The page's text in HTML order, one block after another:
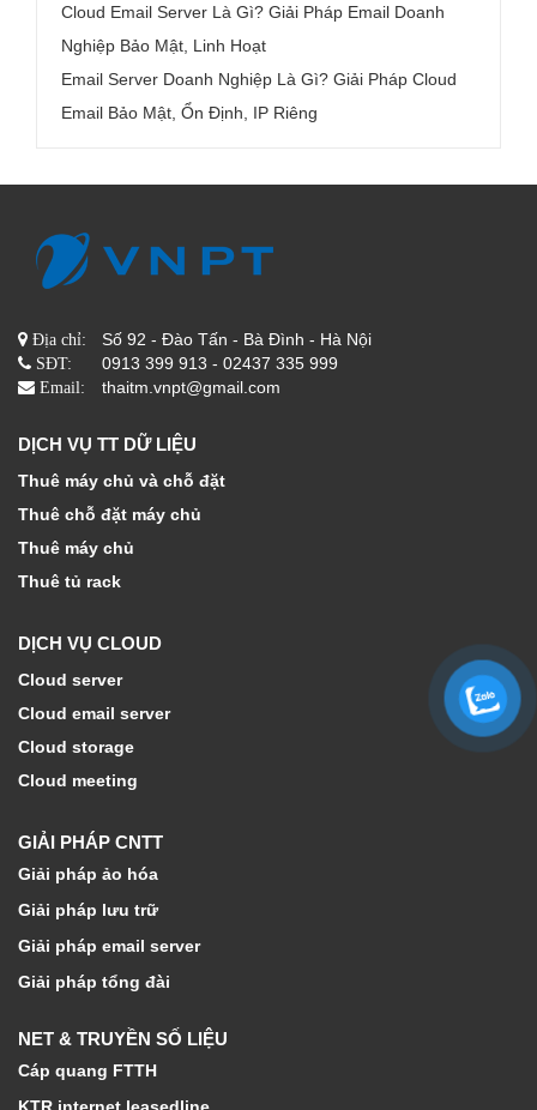
Cloud Email Server Là Gì? Giải Pháp Email Doanh
Nghiệp Bảo Mật, Linh Hoạt
Email Server Doanh Nghiệp Là Gì? Giải Pháp Cloud
Email Bảo Mật, Ổn Định, IP Riêng
Địa chỉ: Số 92 - Đào Tấn - Bà Đình - Hà Nội
SĐT: 0913 399 913 - 02437 335 999
Email: thaitm.vnpt@gmail.com
DỊCH VỤ TT DỮ LIỆU
Thuê máy chủ và chỗ đặt
Thuê chỗ đặt máy chủ
Thuê máy chủ
Thuê tủ rack
DỊCH VỤ CLOUD
Cloud server
Cloud email server
Cloud storage
Cloud meeting
GIẢI PHÁP CNTT
Giải pháp ảo hóa
Giải pháp lưu trữ
Giải pháp email server
Giải pháp tổng đài
NET & TRUYỀN SỐ LIỆU
Cáp quang FTTH
KTR internet leasedline